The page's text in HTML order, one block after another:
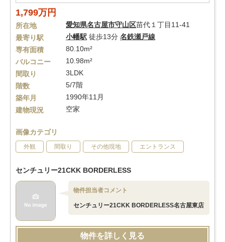
1,799万円
所在地 愛知県名古屋市守山区苗代１丁目11-41
最寄り駅
小幡駅 徒歩13分 名鉄瀬戸線
専有面積
80.10m²
バルコニー
10.98m²
間取り
3LDK
階数
5/7階
築年月
1990年11月
建物現況
空家
画像カテゴリ
外観 間取り その他現地 エントランス
センチュリー21CKK BORDERLESS
物件担当者コメント
センチュリー21CKK BORDERLESS名古屋東店
物件を詳しく見る